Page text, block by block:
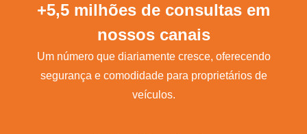
+5,5 milhões de consultas em
nossos canais
Um número que diariamente cresce, oferecendo
segurança e comodidade para proprietários de
veículos.